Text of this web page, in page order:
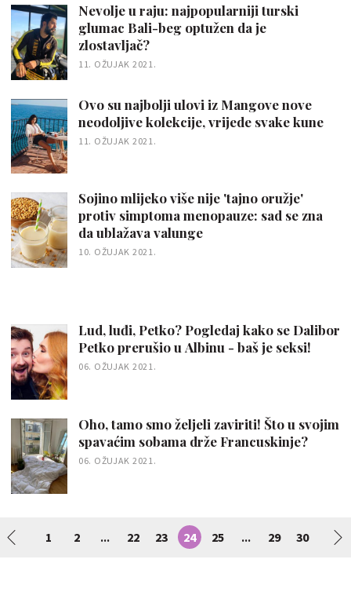
Nevolje u raju: najpopularniji turski
glumac Bali-beg optužen da je
zlostavljač?
11. OŽUJAK 2021.
Ovo su najbolji ulovi iz Mangove nove
neodoljive kolekcije, vrijede svake kune
11. OŽUJAK 2021.
Sojino mlijeko više nije 'tajno oružje'
protiv simptoma menopauze: sad se zna
da ublažava valunge
10. OŽUJAK 2021.
Lud, luđi, Petko? Pogledaj kako se Dalibor
Petko prerušio u Albinu - baš je seksi!
06. OŽUJAK 2021.
Oho, tamo smo željeli zaviriti! Što u svojim
spavaćim sobama drže Francuskinje?
06. OŽUJAK 2021.
1 2 ... 22 23 24 25 ... 29 30